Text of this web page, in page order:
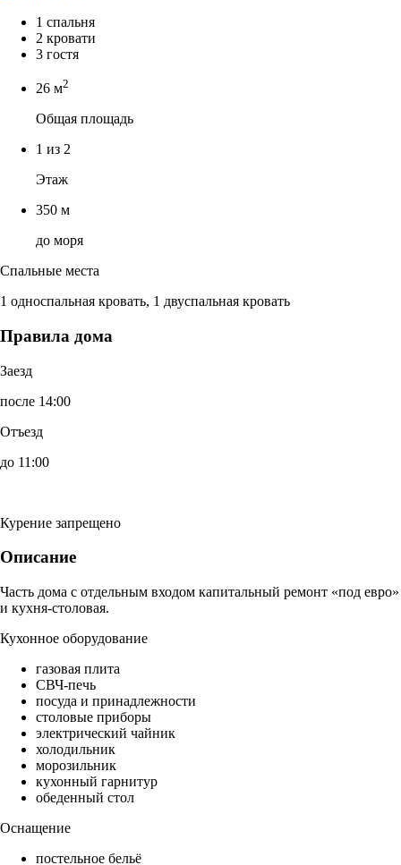
1 спальня
2 кровати
3 гостя
26 м2
Общая площадь
1 из 2
Этаж
350 м
до моря
Спальные места
1 односпальная кровать, 1 двуспальная кровать
Правила дома
Заезд
после 14:00
Отъезд
до 11:00
Курение запрещено
Описание
Часть дома с отдельным входом капитальный ремонт «под евро»
и кухня-столовая.
Кухонное оборудование
газовая плита
СВЧ-печь
посуда и принадлежности
столовые приборы
электрический чайник
холодильник
морозильник
кухонный гарнитур
обеденный стол
Оснащение
постельное бельё